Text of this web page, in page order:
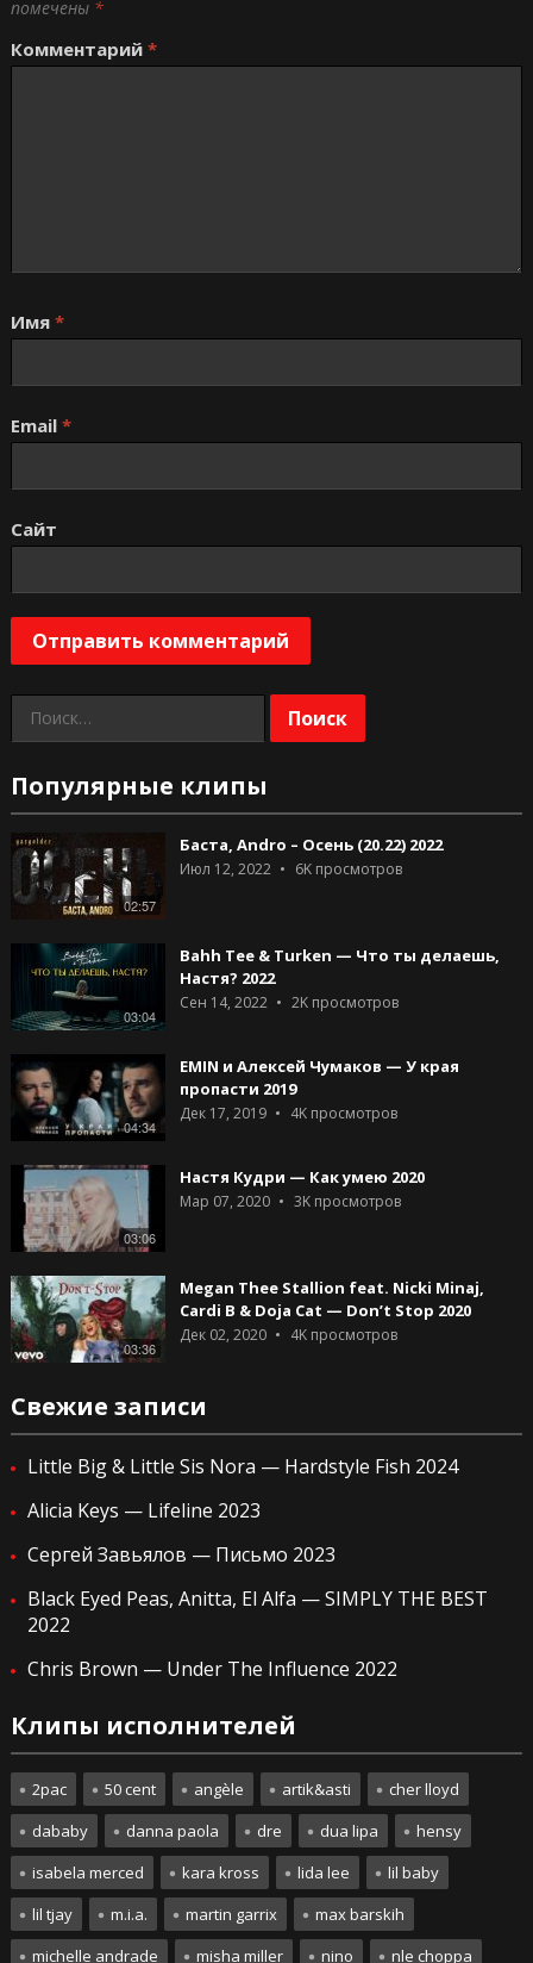
помечены *
Комментарий *
Имя *
Email *
Сайт
Найти:
Популярные клипы
02:57
Баста, Andro – Осень (20.22) 2022
Июл 12, 2022 6Kпросмотров
03:04
Bahh Tee & Turken — Что ты делаешь,
Настя? 2022
Сен 14, 2022 2Kпросмотров
04:34
EMIN и Алексей Чумаков — У края
пропасти 2019
Дек 17, 2019 4Kпросмотров
03:06
Настя Кудри — Как умею 2020
Мар 07, 2020 3Kпросмотров
03:36
Megan Thee Stallion feat. Nicki Minaj,
Cardi B & Doja Cat — Don’t Stop 2020
Дек 02, 2020 4Kпросмотров
Свежие записи
Little Big & Little Sis Nora — Hardstyle Fish 2024
Alicia Keys — Lifeline 2023
Сергей Завьялов — Письмо 2023
Black Eyed Peas, Anitta, El Alfa — SIMPLY THE BEST
2022
Chris Brown — Under The Influence 2022
Клипы исполнителей
2pac 50 cent angèle artik&asti
cher lloyd
dababy
danna paola dre dua lipa
hensy
isabela merced
kara kross lida lee
lil baby
lil tjay
m.i.a. martin garrix
max barskih
michelle andrade
misha miller nino nle choppa